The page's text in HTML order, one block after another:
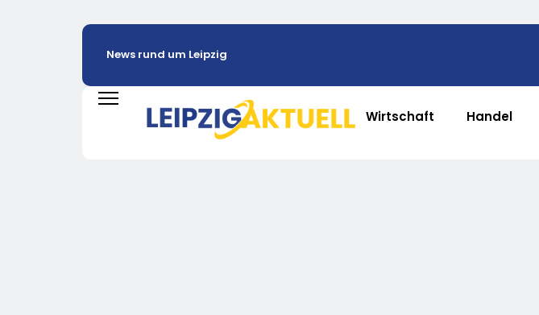
News rund um Leipzig
Wirtschaft Handel